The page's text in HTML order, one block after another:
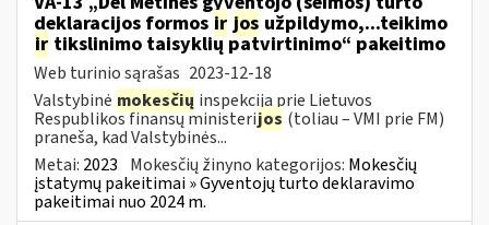
deklaracijos formos ir jos užpildymo,...teikimo
ir tikslinimo taisyklių patvirtinimo“ pakeitimo
Web turinio sąrašas 2023-12-18
Valstybinė mokesčių inspekcija prie Lietuvos
Respublikos finansų ministerijos (toliau – VMI prie FM)
praneša, kad Valstybinės...
Metai: 2023 Mokesčių žinyno kategorijos: Mokesčių
įstatymų pakeitimai » Gyventojų turto deklaravimo
pakeitimai nuo 2024 m.